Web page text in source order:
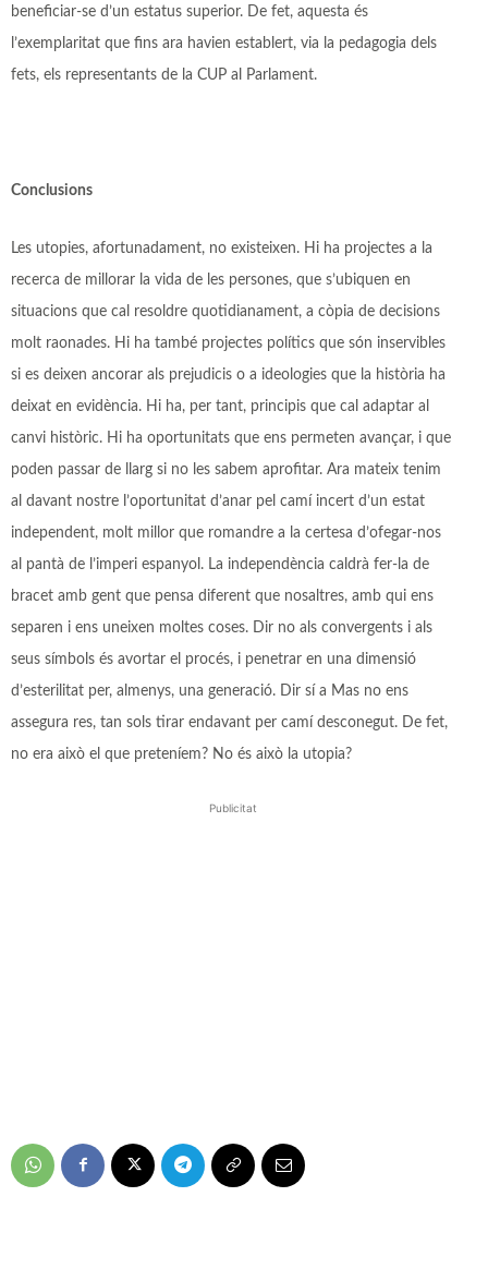
beneficiar-se d’un estatus superior. De fet, aquesta és
l’exemplaritat que fins ara havien establert, via la pedagogia dels
fets, els representants de la CUP al Parlament.
Conclusions
Les utopies, afortunadament, no existeixen. Hi ha projectes a la
recerca de millorar la vida de les persones, que s’ubiquen en
situacions que cal resoldre quotidianament, a còpia de decisions
molt raonades. Hi ha també projectes polítics que són inservibles
si es deixen ancorar als prejudicis o a ideologies que la història ha
deixat en evidència. Hi ha, per tant, principis que cal adaptar al
canvi històric. Hi ha oportunitats que ens permeten avançar, i que
poden passar de llarg si no les sabem aprofitar. Ara mateix tenim
al davant nostre l’oportunitat d’anar pel camí incert d’un estat
independent, molt millor que romandre a la certesa d’ofegar-nos
al pantà de l’imperi espanyol. La independència caldrà fer-la de
bracet amb gent que pensa diferent que nosaltres, amb qui ens
separen i ens uneixen moltes coses. Dir no als convergents i als
seus símbols és avortar el procés, i penetrar en una dimensió
d’esterilitat per, almenys, una generació. Dir sí a Mas no ens
assegura res, tan sols tirar endavant per camí desconegut. De fet,
no era això el que preteníem? No és això la utopia?
Publicitat